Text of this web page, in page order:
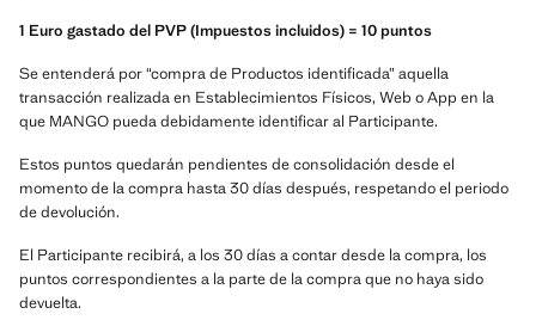
1 Euro gastado del PVP (Impuestos incluidos) = 10 puntos
Se entenderá por “compra de Productos identificada” aquella
transacción realizada en Establecimientos Físicos, Web o App en la
que MANGO pueda debidamente identificar al Participante.
Estos puntos quedarán pendientes de consolidación desde el
momento de la compra hasta 30 días después, respetando el periodo
de devolución.
El Participante recibirá, a los 30 días a contar desde la compra, los
puntos correspondientes a la parte de la compra que no haya sido
devuelta.